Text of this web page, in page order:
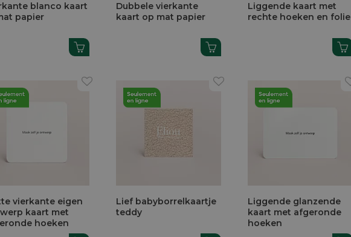
blanco kaart
papier
Dubbele vierkante
kaart op mat papier
Liggende kaart met
rechte hoeken en folie
vierkante eigen
kaart met
hoeken
Lief babyborrelkaartje
teddy
Liggende glanzende
kaart met afgeronde
hoeken